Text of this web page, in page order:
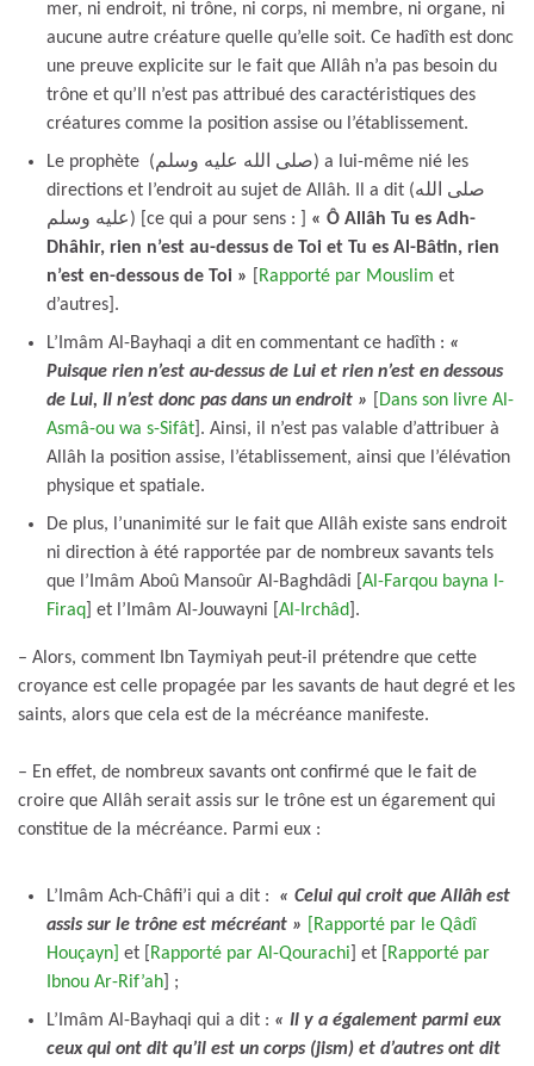
mer, ni endroit, ni trône, ni corps, ni membre, ni organe, ni
aucune autre créature quelle qu’elle soit. Ce hadîth est donc
une preuve explicite sur le fait que Allâh n’a pas besoin du
trône et qu’Il n’est pas attribué des caractéristiques des
créatures comme la position assise ou l’établissement.
Le prophète (صلى الله عليه وسلم) a lui-même nié les
directions et l’endroit au sujet de Allâh. Il a dit (صلى الله
عليه وسلم) [ce qui a pour sens : ] « Ô Allâh Tu es Adh-
Dhâhir, rien n’est au-dessus de Toi et Tu es Al-Bâtin, rien
n’est en-dessous de Toi »
Rapporté par Mouslim et
d’autres].
L’Imâm Al-Bayhaqi a dit en commentant ce hadîth : «
Puisque rien n’est au-dessus de Lui et rien n’est en dessous
de Lui, Il n’est donc pas dans un endroit »
Dans son livre Al-
Asmâ-ou wa s-Sifât ]. Ainsi, il n’est pas valable d’attribuer à
Allâh la position assise, l’établissement, ainsi que l’élévation
physique et spatiale.
De plus, l’unanimité sur le fait que Allâh existe sans endroit
ni direction à été rapportée par de nombreux savants tels
que l’Imâm Aboû Mansoûr Al-Baghdâdi [ Al-Farqou bayna l-
Firaq ] et l’Imâm Al-Jouwayni [ Al-Irchâd ].
– Alors, comment Ibn Taymiyah peut-il prétendre que cette
croyance est celle propagée par les savants de haut degré et les
saints, alors que cela est de la mécréance manifeste.
– En effet, de nombreux savants ont confirmé que le fait de
croire que Allâh serait assis sur le trône est un égarement qui
constitue de la mécréance. Parmi eux :
L’Imâm Ach-Châfi’i qui a dit : « Celui qui croit que Allâh est
assis sur le trône est mécréant » [Rapporté par le Qâdî
Houçayn] et [ Rapporté par Al-Qourachi ] et [
Rapporté par
Ibnou Ar-Rif’ah ] ;
L’Imâm Al-Bayhaqi qui a dit : « Il y a également parmi eux
ceux qui ont dit qu’il est un corps (jism) et d’autres ont dit